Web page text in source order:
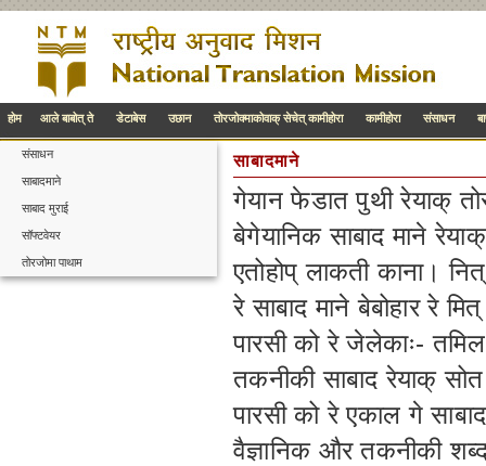
होम आले बाबोत् ते डेटाबेस उछान तोरजोक्माकोवाक् सेचेत् कामीहोरा कामीहोरा संसाधन
संसाधन
साबादमाने
साबाद मुराई
सॉफ्टवेयर
तोरजोमा पाथाम
साबादमाने
गेयान फेडात पुथी रेयाक्
बेगेयानिक साबाद माने
एतोहोप् लाकती काना।
रे साबाद माने बेबोहार रे
पारसी को रे जेलेकाः-
तकनीकी साबाद रेयाक्
पारसी को रे एकाल गे
वैज्ञानिक और तकनीकी